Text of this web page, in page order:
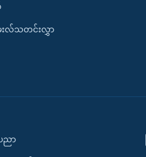
းလ်သတင်းလွှာ
ညာ